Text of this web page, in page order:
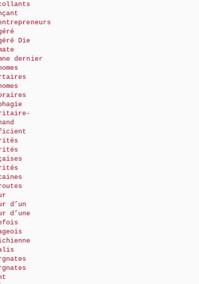
Die
dernier
d’un
d’une